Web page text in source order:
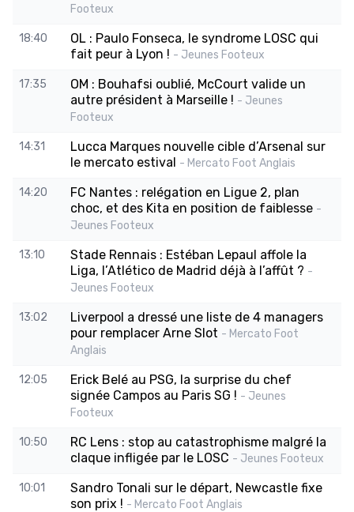
Footeux
18:40
OL : Paulo Fonseca, le syndrome LOSC qui
fait peur à Lyon ! - Jeunes Footeux
17:35
OM : Bouhafsi oublié, McCourt valide un
autre président à Marseille ! - Jeunes
Footeux
14:31
Lucca Marques nouvelle cible d’Arsenal sur
le mercato estival - Mercato Foot Anglais
14:20
FC Nantes : relégation en Ligue 2, plan
choc, et des Kita en position de faiblesse -
Jeunes Footeux
13:10
Stade Rennais : Estéban Lepaul affole la
Liga, l’Atlético de Madrid déjà à l’affût ? -
Jeunes Footeux
13:02
Liverpool a dressé une liste de 4 managers
pour remplacer Arne Slot - Mercato Foot
Anglais
12:05
Erick Belé au PSG, la surprise du chef
signée Campos au Paris SG ! - Jeunes
Footeux
10:50
RC Lens : stop au catastrophisme malgré la
claque infligée par le LOSC - Jeunes Footeux
10:01
Sandro Tonali sur le départ, Newcastle fixe
son prix ! - Mercato Foot Anglais